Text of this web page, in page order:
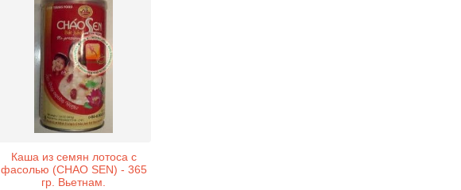
Каша из семян лотоса с
фасолью (CHAO SEN) - 365
гр. Вьетнам.